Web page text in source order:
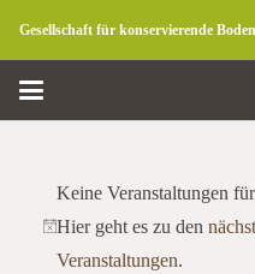
Gesellschaft für konservierende
10.
Mai
Hinweis
Keine Veranstaltungen
Hier geht es zu den
Veranstaltungen.